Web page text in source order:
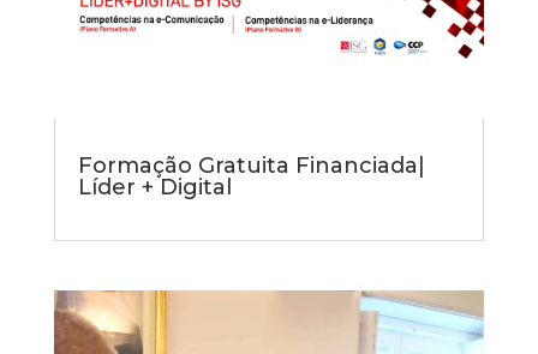
Formação Gratuita Financiada|
Líder + Digital